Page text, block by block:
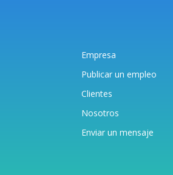
Empresa
Publicar un empleo
Clientes
Nosotros
Enviar un mensaje